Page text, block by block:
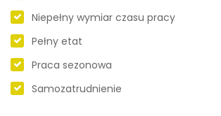
Niepełny wymiar czasu pracy
Pełny etat
Praca sezonowa
Samozatrudnienie